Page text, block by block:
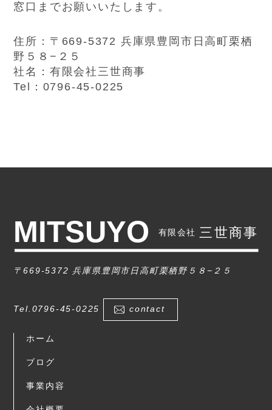
窓口までお願いいたします。
住所：〒669-5372 兵庫県豊岡市日高町栗栖
野５８−２５
社名：有限会社三世商事
Tel：0796-45-0225
〒669-5372 兵庫県豊岡市日高町栗栖野５８−２５
Tel.0796-45-0225 contact
ホーム
ブログ
事業内容